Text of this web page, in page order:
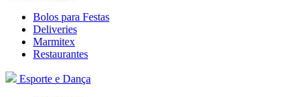
Bolos para Festas
Deliveries
Marmitex
Restaurantes
Esporte e Dança